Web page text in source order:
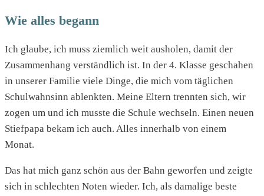
Wie alles begann
Ich glaube, ich muss ziemlich weit ausholen, damit der
Zusammenhang verständlich ist. In der 4. Klasse geschahen
in unserer Familie viele Dinge, die mich vom täglichen
Schulwahnsinn ablenkten. Meine Eltern trennten sich, wir
zogen um und ich musste die Schule wechseln. Einen neuen
Stiefpapa bekam ich auch. Alles innerhalb von einem
Monat.
Das hat mich ganz schön aus der Bahn geworfen und zeigte
sich in schlechten Noten wieder. Ich, als damalige beste